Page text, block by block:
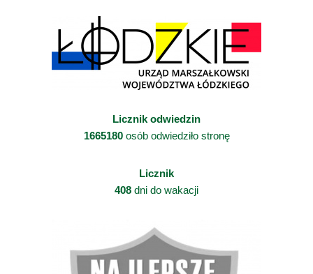
Licznik odwiedzin
1665180osób odwiedziło stronę
Licznik
408 dni do wakacji